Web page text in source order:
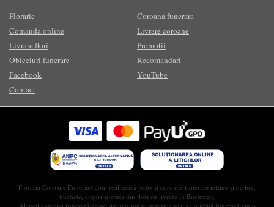
Florarie
Coroana funerara
Comanda online
Livrare coroane
Livrare flori
Promotii
Obiceiuri funerare
Recomandari
Facebook
YouTube
Contact
Florăria Coroane Funerare.com realizează jerbe și coroane funerare ieftine și de lux,
buchete, coșuri și cruci din flori cu livrare in București.